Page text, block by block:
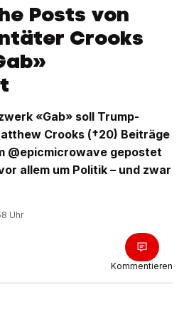
Posts von
Crooks
«Gab» soll Trump-
Crooks (†20) Beiträge
@epicmicrowave gepostet
allem um Politik – und zwar
Uhr
Kommentieren